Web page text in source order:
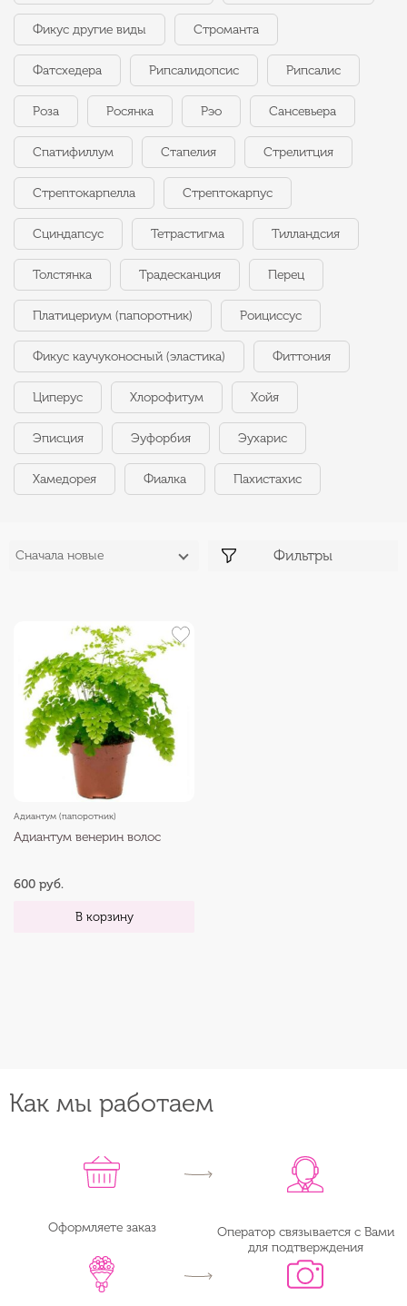
Фикус другие виды Строманта
Фатсхедера Рипсалидопсис Рипсалис
Роза Росянка Рэо Сансевьера
Спатифиллум Стапелия Стрелитция
Стрептокарпелла Стрептокарпус
Сциндапсус Тетрастигма Тилландсия
Толстянка Традесканция Перец
Платицериум (папоротник) Роициссус
Фикус каучуконосный (эластика) Фиттония
Циперус Хлорофитум Хойя
Эписция Эуфорбия Эухарис
Хамедорея Фиалка Пахистахис
Сначала новые Фильтры
Адиантум (папоротник)
Адиантум венерин волос
600 руб.
В корзину
Как мы работаем
Оформляете заказ
Оператор связывается с Вами
для подтверждения